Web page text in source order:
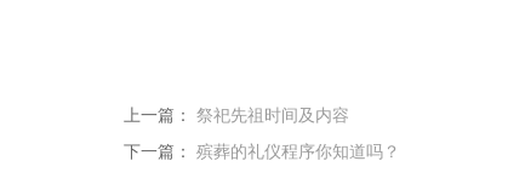
上一篇： 祭祀先祖时间及内容
下一篇： 殡葬的礼仪程序你知道吗？